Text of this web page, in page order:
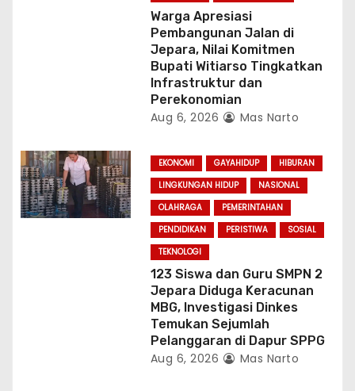
Warga Apresiasi
Pembangunan Jalan di
Jepara, Nilai Komitmen
Bupati Witiarso Tingkatkan
Infrastruktur dan
Perekonomian
Aug 6, 2026 Mas Narto
EKONOMI GAYAHIDUP
HIBURAN
LINGKUNGAN HIDUP
NASIONAL
OLAHRAGA
PEMERINTAHAN
PENDIDIKAN
PERISTIWA
SOSIAL
TEKNOLOGI
123 Siswa dan Guru SMPN 2
Jepara Diduga Keracunan
MBG, Investigasi Dinkes
Temukan Sejumlah
Pelanggaran di Dapur SPPG
Aug 6, 2026 Mas Narto